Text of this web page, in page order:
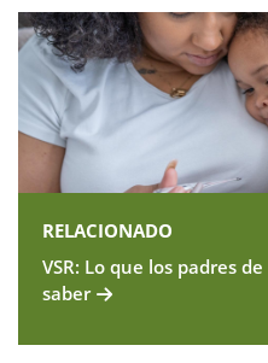
RELACIONADO
VSR: Lo que los padres
saber